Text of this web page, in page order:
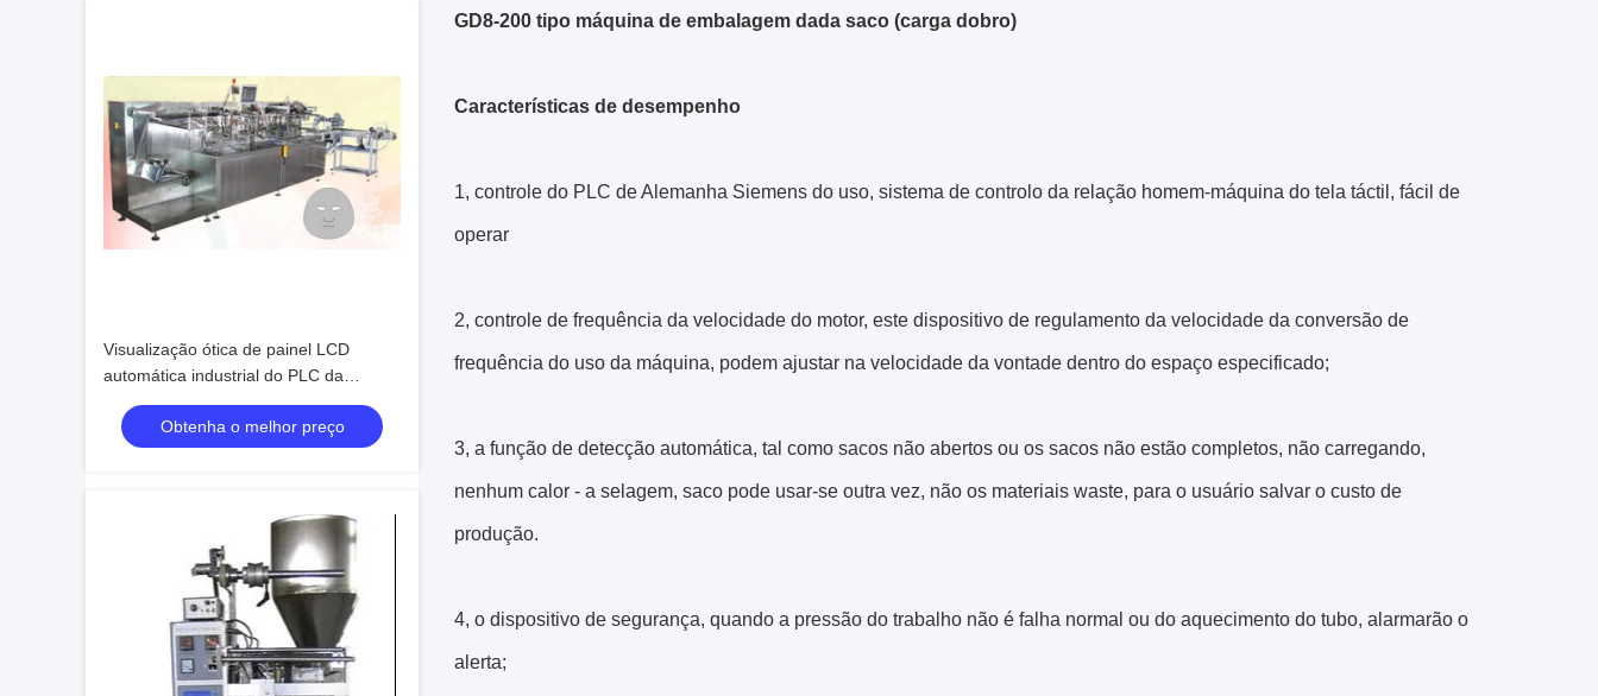
Visualização ótica de painel LCD
automática industrial do PLC da
máquina de embalagem com cubeta
de correnteObtenha o melhor preço
GD8-200 tipo máquina de embalagem dada saco (carga dobro)
Características de desempenho
1, controle do PLC de Alemanha Siemens do uso, sistema de controlo da relação homem-máquina do tela táctil, fácil de
operar
2, controle de frequência da velocidade do motor, este dispositivo de regulamento da velocidade da conversão de
frequência do uso da máquina, podem ajustar na velocidade da vontade dentro do espaço especificado;
3, a função de detecção automática, tal como sacos não abertos ou os sacos não estão completos, não carregando,
nenhum calor - a selagem, saco pode usar-se outra vez, não os materiais waste, para o usuário salvar o custo de
produção.
4, o dispositivo de segurança, quando a pressão do trabalho não é falha normal ou do aquecimento do tubo, alarmarão o
alerta;